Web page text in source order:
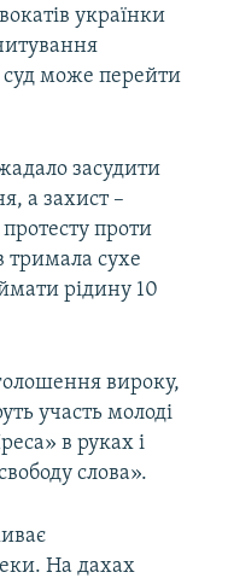
українки
суд може перейти
засудити
а захист –
проти
тримала сухе
рідину 10
вироку,
участь молоді
в руках і
слова».
На дахах